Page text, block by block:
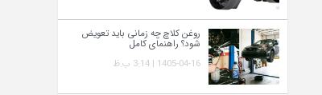
روغن کلاچ چه زمانی باید تعویض
شود؟ راهنمای کامل
1405-04-16 | 3:14 ب.ظ